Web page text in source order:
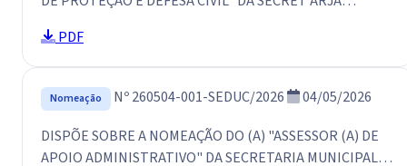
OUTRAS PROVIDÊNCIAS.
PDF
Nomeação Nº 260504-001-SEDUC/2026
04/05/2026
DISPÕE SOBRE A NOMEAÇÃO DO (A) "ASSESSOR (A) DE
APOIO ADMINISTRATIVO" DA SECRETARIA MUNICIPAL